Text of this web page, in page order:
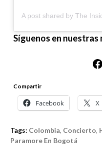
Síguenos en nuestras
Compartir
Facebook X
Tags: Colombia, Concierto,
Paramore En Bogotá